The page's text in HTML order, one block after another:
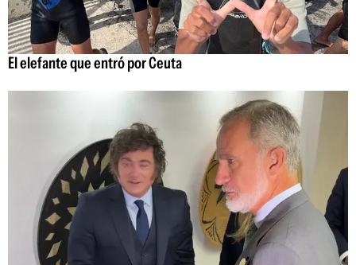
El elefante que entró por Ceuta